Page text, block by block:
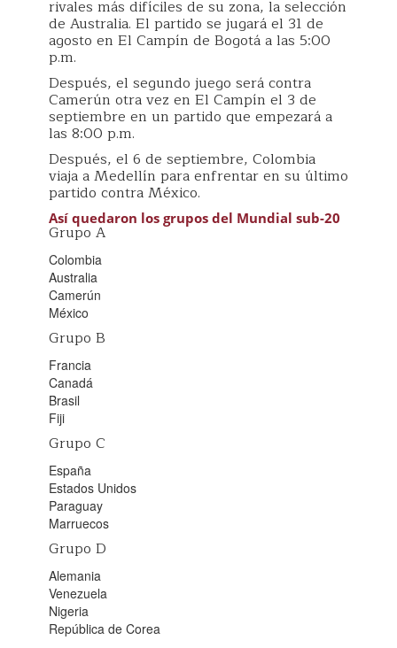
rivales más difíciles de su zona, la selección
de Australia. El partido se jugará el 31 de
agosto en El Campín de Bogotá a las 5:00
p.m.
Después, el segundo juego será contra
Camerún otra vez en El Campín el 3 de
septiembre en un partido que empezará a
las 8:00 p.m.
Después, el 6 de septiembre, Colombia
viaja a Medellín para enfrentar en su último
partido contra México.
Así quedaron los grupos del Mundial sub-20
Grupo A
Colombia
Australia
Camerún
México
Grupo B
Francia
Canadá
Brasil
Fiji
Grupo C
España
Estados Unidos
Paraguay
Marruecos
Grupo D
Alemania
Venezuela
Nigeria
República de Corea